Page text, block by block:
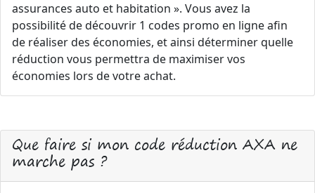
assurances auto et habitation ». Vous avez la
possibilité de découvrir 1 codes promo en ligne afin
de réaliser des économies, et ainsi déterminer quelle
réduction vous permettra de maximiser vos
économies lors de votre achat.
Que faire si mon code réduction AXA ne
marche pas ?